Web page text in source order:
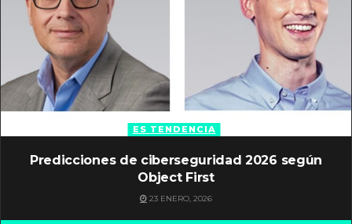
ES TENDENCIA
Predicciones de ciberseguridad 2026 según
Object First
23 ENERO, 2026